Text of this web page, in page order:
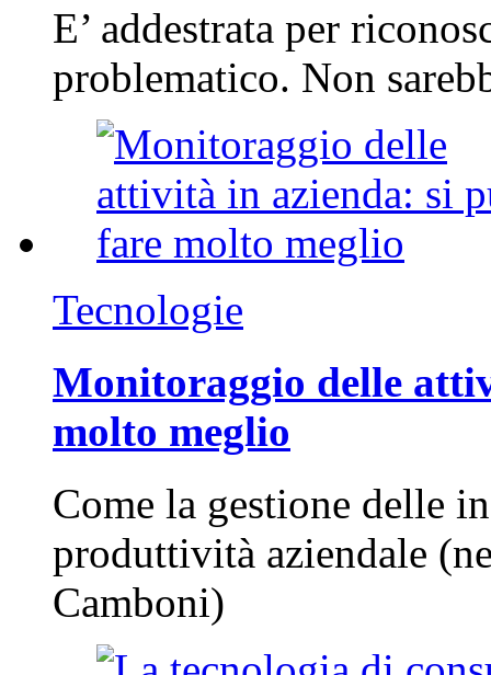
E’ addestrata per
problematico. Non
Tecnologie
Monitoraggio delle
molto meglio
Come la gestione delle
produttività aziendale
Camboni)